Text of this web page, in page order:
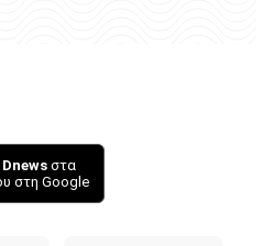
Dnews στα
στη Google